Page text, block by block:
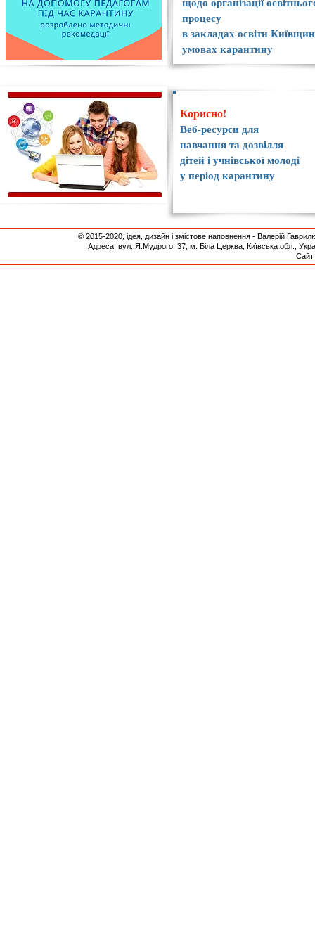
процесу
в закладах освіти
умовах карантину
Корисно!
Веб-ресурсидля
навчання та дозвілля
дітей і учнівської молоді
у період карантину
© 2015-2020, ідея, дизайн і змістове наповнення - Валерій
Адреса: вул. Я.Мудрого, 37, м. Біла Церква, Київська обл.,
Сайт